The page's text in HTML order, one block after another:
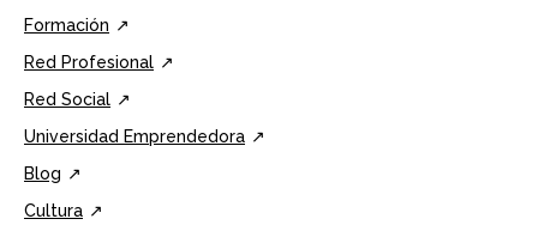
Formación
Red Profesional
Red Social
Universidad Emprendedora
Blog
Cultura